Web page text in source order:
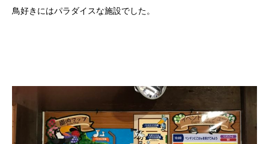
鳥好きにはパラダイスな施設でした。